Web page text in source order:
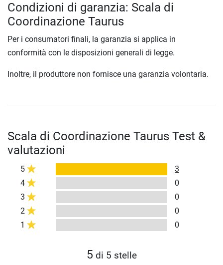
Condizioni di garanzia: Scala di
Coordinazione Taurus
Per i consumatori finali, la garanzia si applica in
conformità con le disposizioni generali di legge.
Inoltre, il produttore non fornisce una garanzia volontaria.
Scala di Coordinazione Taurus Test &
valutazioni
5
3
4
0
3
0
2
0
1
0
5 di 5 stelle